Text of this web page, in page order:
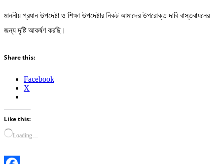
মাননীয় প্রধান উপদেষ্টা ও শিক্ষা উপদেষ্টার নিকট আমাদের উপরোক্ত দাবি বাস্তবাযনের
জন্য দৃষ্টি আকর্ষণ করছি।
Share this:
Facebook
X
Like this:
Loading…